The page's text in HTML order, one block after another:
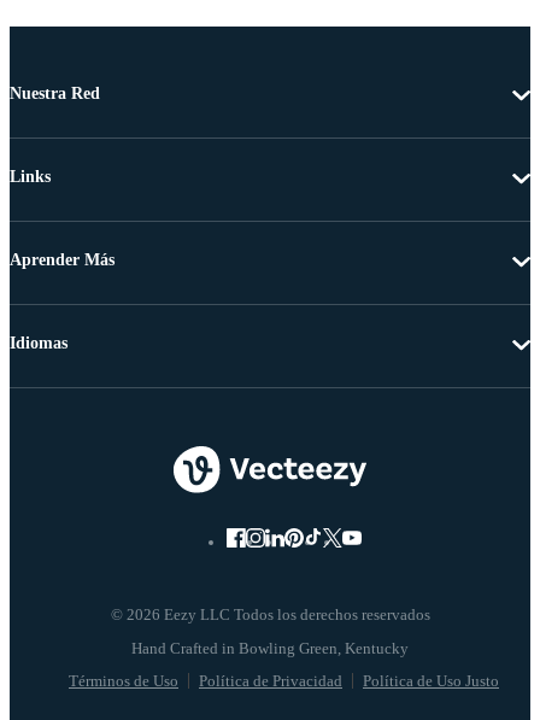
Nuestra Red
Links
Aprender Más
© 2026 Eezy LLC Todos los derechos reservados
Términos de Uso Política de Privacidad Política de Uso Justo
Idiomas